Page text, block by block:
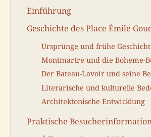
Einführung
Geschichte des Place Émile
Ursprünge und frühe
Montmartre und die Boheme-
Der Bateau-Lavoir und seine
Literarische und kulturelle
Architektonische Entwicklung
Praktische